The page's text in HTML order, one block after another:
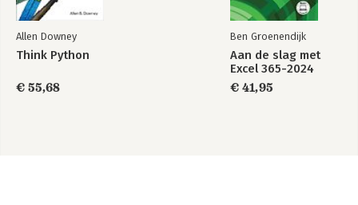
Allen Downey
Think Python
€ 55,68
Ben Groenendijk
Aan de slag met
Excel 365-2024
€ 41,95